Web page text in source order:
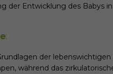
der Entwicklung des Babys
:
der
während das